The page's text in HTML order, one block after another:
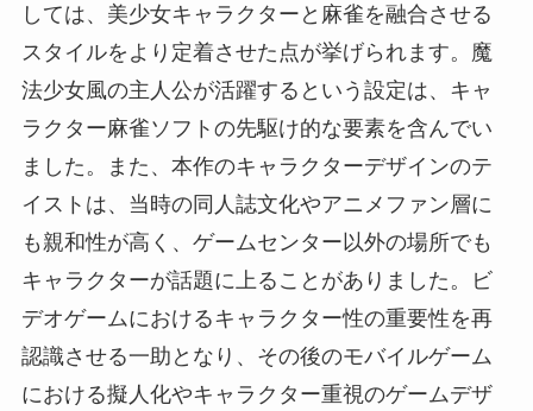
しては、美少女キャラクターと麻雀を融合させる
スタイルをより定着させた点が挙げられます。魔
法少女風の主人公が活躍するという設定は、キャ
ラクター麻雀ソフトの先駆け的な要素を含んでい
ました。また、本作のキャラクターデザインのテ
イストは、当時の同人誌文化やアニメファン層に
も親和性が高く、ゲームセンター以外の場所でも
キャラクターが話題に上ることがありました。ビ
デオゲームにおけるキャラクター性の重要性を再
認識させる一助となり、その後のモバイルゲーム
における擬人化やキャラクター重視のゲームデザ